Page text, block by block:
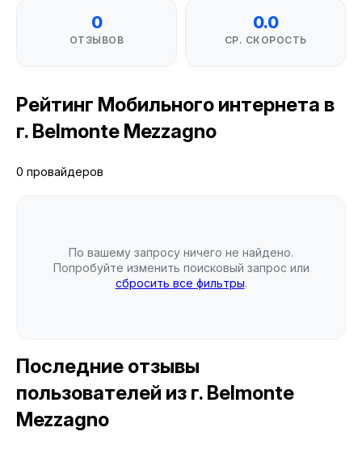
0
ОТЗЫВОВ
0.0
СР. СКОРОСТЬ
Рейтинг Мобильного интернета в
г. Belmonte Mezzagno
0 провайдеров
По вашему запросу ничего не найдено.
Попробуйте изменить поисковый запрос или
сбросить все фильтры.
Последние отзывы
пользователей из г. Belmonte
Mezzagno